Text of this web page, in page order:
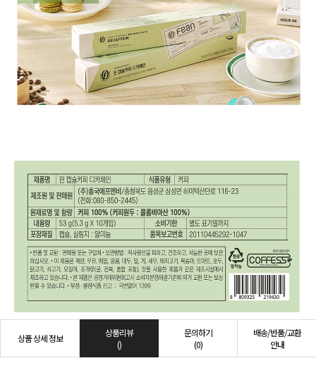
상품 상세 정보
상품리뷰
()
문의하기
(0)
배송/반품/교환
안내